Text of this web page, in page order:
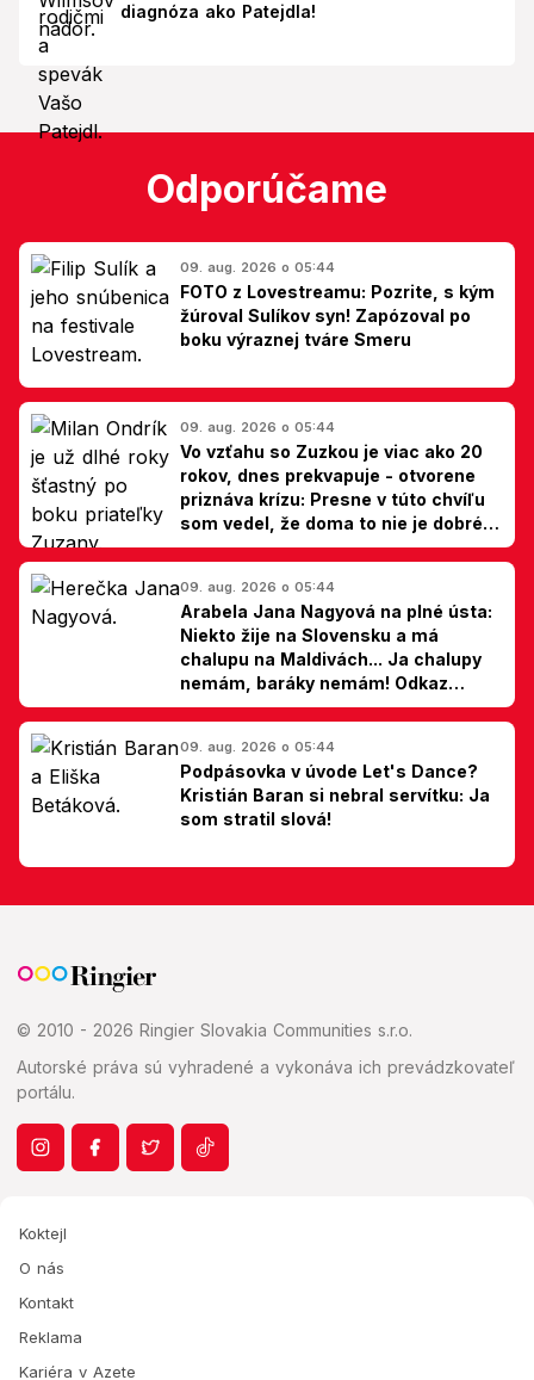
diagnóza ako Patejdla!
Odporúčame
09. aug. 2026 o 05:44
FOTO z Lovestreamu: Pozrite, s kým
žúroval Sulíkov syn! Zapózoval po
boku výraznej tváre Smeru
09. aug. 2026 o 05:44
Vo vzťahu so Zuzkou je viac ako 20
rokov, dnes prekvapuje - otvorene
priznáva krízu: Presne v túto chvíľu
som vedel, že doma to nie je dobré,
hovorí Milan Ondrík
09. aug. 2026 o 05:44
Arabela Jana Nagyová na plné ústa:
Niekto žije na Slovensku a má
chalupu na Maldivách... Ja chalupy
nemám, baráky nemám! Odkaz
Slovákom
09. aug. 2026 o 05:44
Podpásovka v úvode Let's Dance?
Kristián Baran si nebral servítku: Ja
som stratil slová!
© 2010 - 2026 Ringier Slovakia Communities s.r.o.
Autorské práva sú vyhradené a vykonáva ich prevádzkovateľ
portálu.
Koktejl
O nás
Kontakt
Reklama
Kariéra v Azete